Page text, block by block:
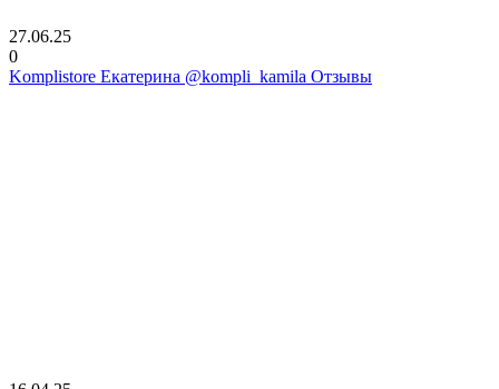
27.06.25
0
Komplistore Екатерина @kompli_kamila Отзывы